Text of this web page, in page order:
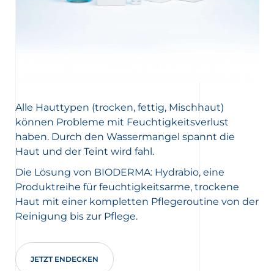
Alle Hauttypen (trocken, fettig, Mischhaut)
können Probleme mit Feuchtigkeitsverlust
haben. Durch den Wassermangel spannt die
Haut und der Teint wird fahl.
Die Lösung von BIODERMA: Hydrabio, eine
Produktreihe für feuchtigkeitsarme, trockene
Haut mit einer kompletten Pflegeroutine von der
Reinigung bis zur Pflege.
JETZT ENDECKEN